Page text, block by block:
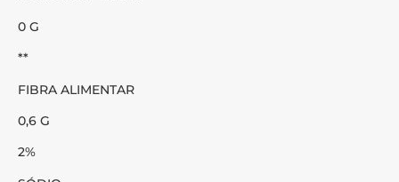
0 G
**
FIBRA ALIMENTAR
0,6 G
2%